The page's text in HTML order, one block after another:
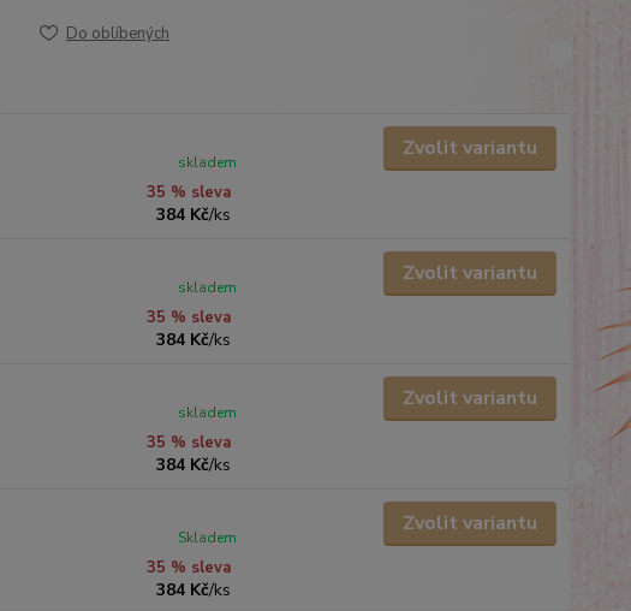
Do oblíbených
35 % sleva
384 Kč/ks
skladem
Zvolit variantu
35 % sleva
384 Kč/ks
skladem
Zvolit variantu
35 % sleva
384 Kč/ks
skladem
Zvolit variantu
35 % sleva
384 Kč/ks
Skladem
Zvolit variantu